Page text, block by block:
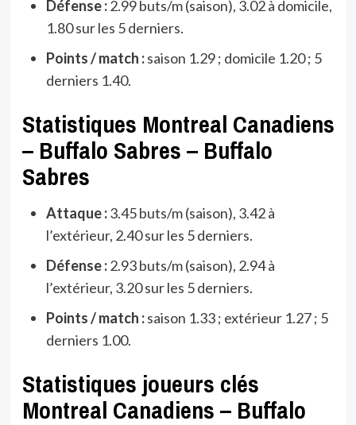
Défense :2.99 buts/m (saison), 3.02 à domicile,
1.80 sur les 5 derniers.
Points / match :saison 1.29 ; domicile 1.20 ; 5
derniers 1.40.
Statistiques Montreal Canadiens
– Buffalo Sabres – Buffalo
Sabres
Attaque :3.45 buts/m (saison), 3.42 à
l’extérieur, 2.40 sur les 5 derniers.
Défense :2.93 buts/m (saison), 2.94 à
l’extérieur, 3.20 sur les 5 derniers.
Points / match :saison 1.33 ; extérieur 1.27 ; 5
derniers 1.00.
Statistiques joueurs clés
Montreal Canadiens – Buffalo